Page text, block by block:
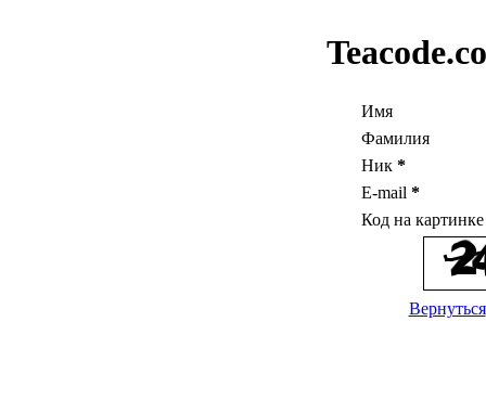
Имя
Фамилия
Ник *
E-mail *
Код на
Вернуться